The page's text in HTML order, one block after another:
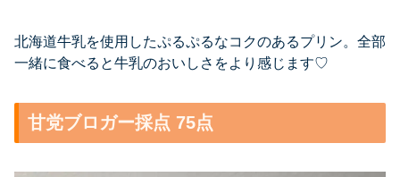
北海道牛乳を使用したぷるぷるなコクのあるプリン。全部
一緒に食べると牛乳のおいしさをより感じます♡
甘党ブロガー採点 75点